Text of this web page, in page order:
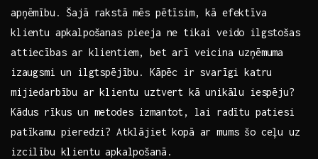
apņēmību. Šajā rakstā mēs pētīsim, kā efektīva
klientu apkalpošanas pieeja ne tikai ​veido‌ ilgstošas
attiecības ar klientiem, bet ‍arī veicina uzņēmuma
⁤izaugsmi un ilgtspējību. Kāpēc ir ​svarīgi katru
mijiedarbību ar ‌klientu uztvert⁤ kā unikālu iespēju?
Kādus rīkus un metodes izmantot, ⁤lai radītu patiesi
patīkamu pieredzi? Atklājiet‍ kopā ar mums šo ceļu uz
izcilību klientu apkalpošanā.